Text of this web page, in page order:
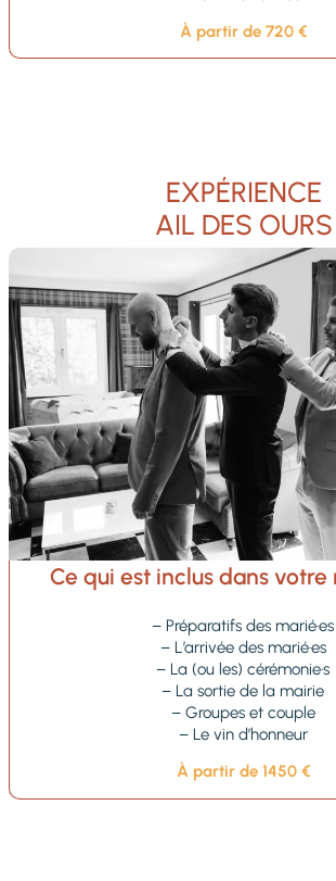
À partir de 720 €
EXPÉRIENCE
AIL DES OURS
Ce qui est inclus dans
– Préparatifs des marié·es
– L’arrivée des marié·es
– La (ou les) cérémonie·s
– La sortie de la mairie
– Groupes et couple
– Le vin d’honneur
À partir de 1450 €